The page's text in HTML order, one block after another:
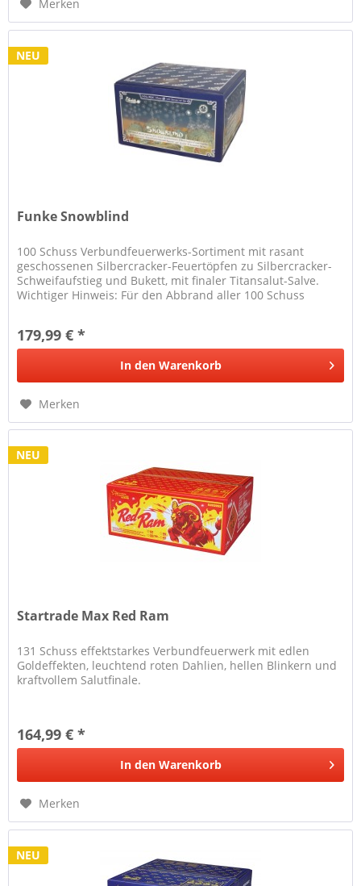
Merken
NEU
Funke Snowblind
100 Schuss Verbundfeuerwerks-Sortiment mit rasant
geschossenen Silbercracker-Feuertöpfen zu Silbercracker-
Schweifaufstieg und Bukett, mit finaler Titansalut-Salve.
Wichtiger Hinweis: Für den Abbrand aller 100 Schuss
179,99 € *
In den Warenkorb
Merken
NEU
Startrade Max Red Ram
131 Schuss effektstarkes Verbundfeuerwerk mit edlen
Goldeffekten, leuchtend roten Dahlien, hellen Blinkern und
kraftvollem Salutfinale.
164,99 € *
In den Warenkorb
Merken
NEU